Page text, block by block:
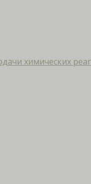
химических